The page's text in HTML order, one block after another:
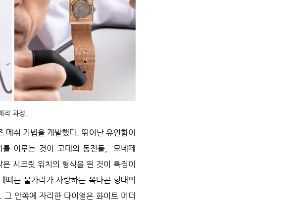
작 과정.
메쉬 기법을 개발했다. 뛰어난 유연함이
이루는 것이 고대의 동전들, '모네떼
시크릿 워치의 형식을 띈 것이 특징이
는 불가리가 사랑하는 옥타곤 형태의
안쪽에 자리한 다이얼은 화이트 머더